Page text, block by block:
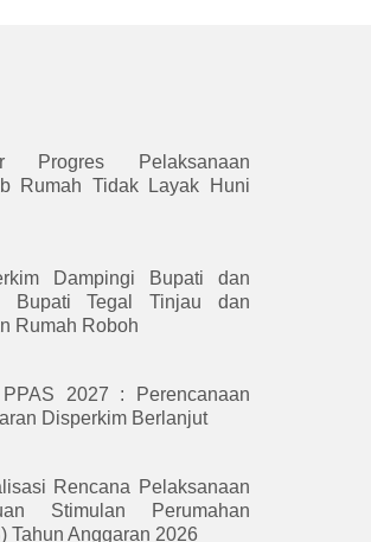
Progres Pelaksanaan
Rumah Tidak Layak Huni
Dampingi Bupati dan
Bupati Tegal Tinjau dan
Rumah Roboh
2027 : Perencanaan
Disperkim Berlanjut
Rencana Pelaksanaan
Stimulan Perumahan
Tahun Anggaran 2026